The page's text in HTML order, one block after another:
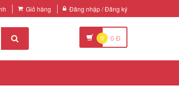
Giỏ hàng Đăng nhập / Đăng ký
0 0 Đ